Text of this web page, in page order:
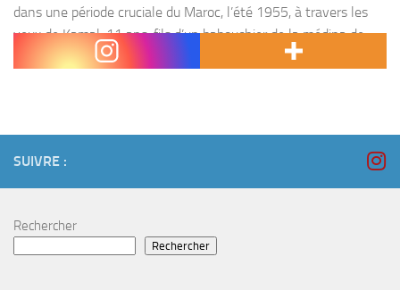
dans une période cruciale du Maroc, l’été 1955, à travers les
yeux de Kamal, 11 ans, fils d’un babouchier de la médina de
Fès. Réalisé...
SUIVRE :
Rechercher
Rechercher